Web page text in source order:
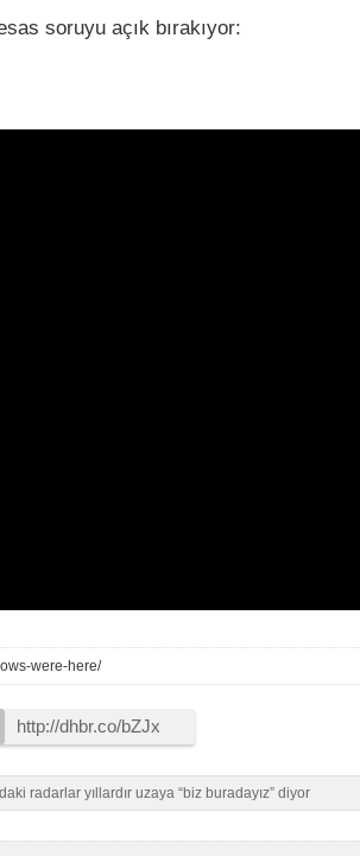
soruyu açık bırakıyor:
were-here/
radarlar yıllardır uzaya “biz buradayız” diyor